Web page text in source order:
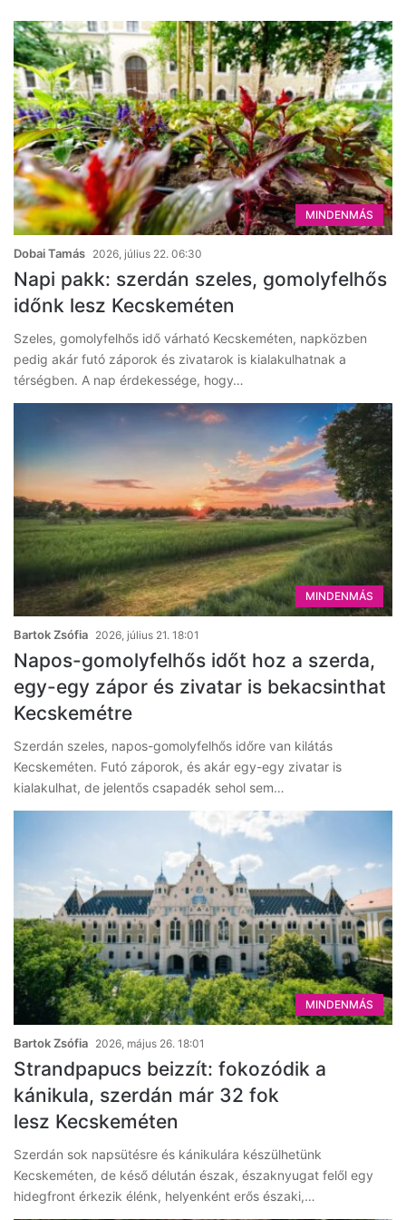
MINDENMÁS
Dobai Tamás 2026, július 22. 06:30
Napi pakk: szerdán szeles, gomolyfelhős
időnk lesz Kecskeméten
Szeles, gomolyfelhős idő várható Kecskeméten, napközben
pedig akár futó záporok és zivatarok is kialakulhatnak a
térségben. A nap érdekessége, hogy…
MINDENMÁS
Bartok Zsófia 2026, július 21. 18:01
Napos-gomolyfelhős időt hoz a szerda,
egy-egy zápor és zivatar is bekacsinthat
Kecskemétre
Szerdán szeles, napos-gomolyfelhős időre van kilátás
Kecskeméten. Futó záporok, és akár egy-egy zivatar is
kialakulhat, de jelentős csapadék sehol sem…
MINDENMÁS
Bartok Zsófia 2026, május 26. 18:01
Strandpapucs beizzít: fokozódik a
kánikula, szerdán már 32 fok
lesz Kecskeméten
Szerdán sok napsütésre és kánikulára készülhetünk
Kecskeméten, de késő délután észak, északnyugat felől egy
hidegfront érkezik élénk, helyenként erős északi,…